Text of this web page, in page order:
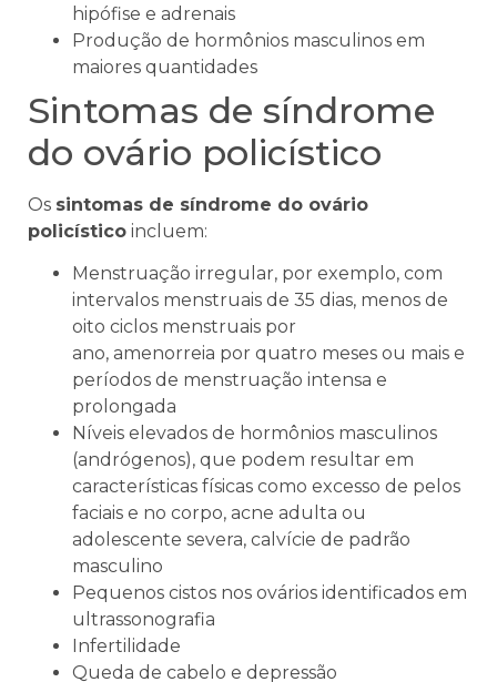
hipófise e adrenais
Produção de hormônios masculinos em
maiores quantidades
Sintomas de síndrome
do ovário policístico
Os sintomas de síndrome do ovário
policístico incluem:
Menstruação irregular, por exemplo, com
intervalos menstruais de 35 dias, menos de
oito ciclos menstruais por
ano, amenorreia por quatro meses ou mais e
períodos de menstruação intensa e
prolongada
Níveis elevados de hormônios masculinos
(andrógenos), que podem resultar em
características físicas como excesso de pelos
faciais e no corpo, acne adulta ou
adolescente severa, calvície de padrão
masculino
Pequenos cistos nos ovários identificados em
ultrassonografia
Infertilidade
Queda de cabelo e depressão